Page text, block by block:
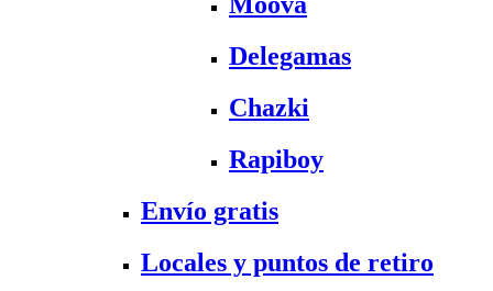
Delegamas
Chazki
Rapiboy
Envío gratis
Locales y puntos de retiro